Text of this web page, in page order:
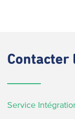
Contacter
Service